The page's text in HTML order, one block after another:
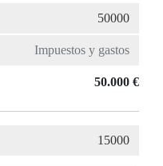
50.000 €